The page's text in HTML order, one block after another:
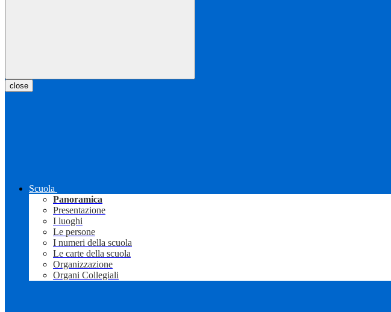
close
Scuola
Panoramica
Presentazione
I luoghi
Le persone
I numeri della scuola
Le carte della scuola
Organizzazione
Organi Collegiali